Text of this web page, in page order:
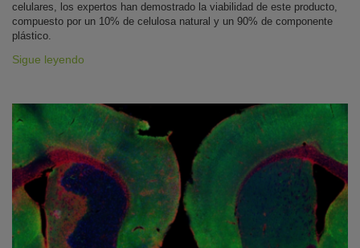
celulares, los expertos han demostrado la viabilidad de este producto,
compuesto por un 10% de celulosa natural y un 90% de componente
plástico.
Sigue leyendo